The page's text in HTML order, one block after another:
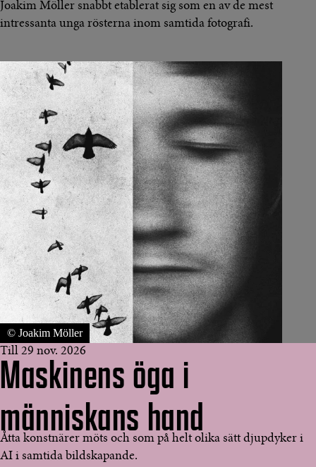
Joakim Möller snabbt etablerat sig som en av de mest
intressanta unga rösterna inom samtida fotografi.
© Joakim Möller
Till 29 nov. 2026
Maskinens öga i
människans hand
Åtta konstnärer möts och som på helt olika sätt djupdyker i
AI i samtida bildskapande.